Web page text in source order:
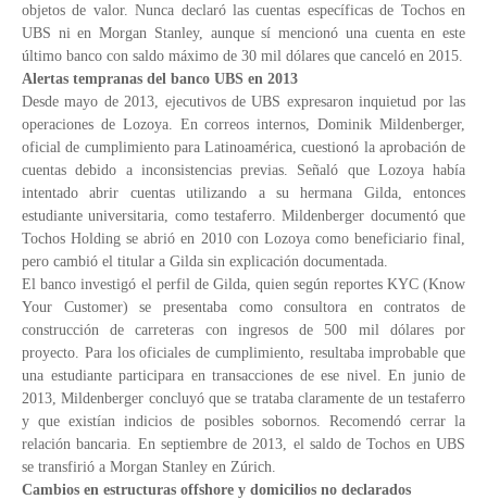
objetos de valor. Nunca declaró las cuentas específicas de Tochos en
UBS ni en Morgan Stanley, aunque sí mencionó una cuenta en este
último banco con saldo máximo de 30 mil dólares que canceló en 2015.
Alertas tempranas del banco UBS en 2013
Desde mayo de 2013, ejecutivos de UBS expresaron inquietud por las
operaciones de Lozoya. En correos internos, Dominik Mildenberger,
oficial de cumplimiento para Latinoamérica, cuestionó la aprobación de
cuentas debido a inconsistencias previas. Señaló que Lozoya había
intentado abrir cuentas utilizando a su hermana Gilda, entonces
estudiante universitaria, como testaferro. Mildenberger documentó que
Tochos Holding se abrió en 2010 con Lozoya como beneficiario final,
pero cambió el titular a Gilda sin explicación documentada.
El banco investigó el perfil de Gilda, quien según reportes KYC (Know
Your Customer) se presentaba como consultora en contratos de
construcción de carreteras con ingresos de 500 mil dólares por
proyecto. Para los oficiales de cumplimiento, resultaba improbable que
una estudiante participara en transacciones de ese nivel. En junio de
2013, Mildenberger concluyó que se trataba claramente de un testaferro
y que existían indicios de posibles sobornos. Recomendó cerrar la
relación bancaria. En septiembre de 2013, el saldo de Tochos en UBS
se transfirió a Morgan Stanley en Zúrich.
Cambios en estructuras offshore y domicilios no declarados